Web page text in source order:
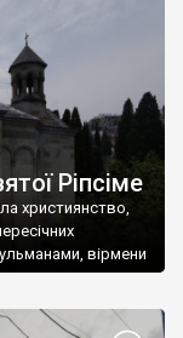
Ріпсіме
християнство,
вірмени